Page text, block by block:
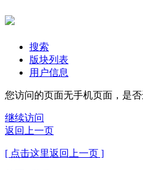
搜索
版块列表
用户信息
您访问的页面无手机页面，是
继续访问
返回上一页
[ 点击这里返回上一页 ]